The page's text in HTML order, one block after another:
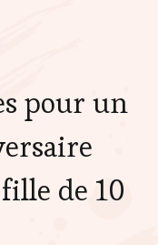
pour un
de 10